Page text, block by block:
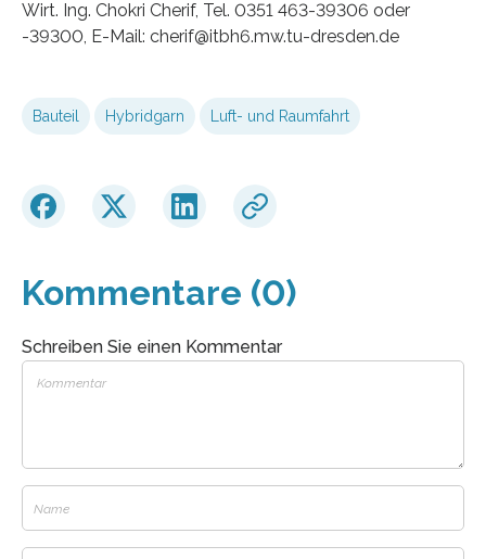
Wirt. Ing. Chokri Cherif, Tel. 0351 463-39306 oder
-39300, E-Mail: cherif@itbh6.mw.tu-dresden.de
Bauteil Hybridgarn Luft- und Raumfahrt
Kommentare (0)
Schreiben Sie einen Kommentar